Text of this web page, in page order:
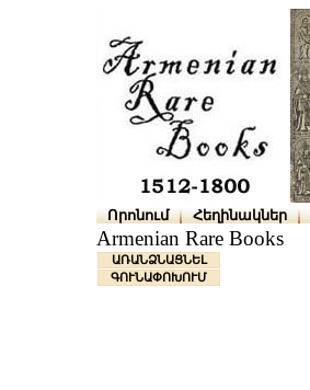
Որոնում Հեղինակներ
Armenian Rare Books
ԱՌԱՆՁՆԱՑՆԵԼ
ԳՈՒՆԱՓՈԽՈՒՄ